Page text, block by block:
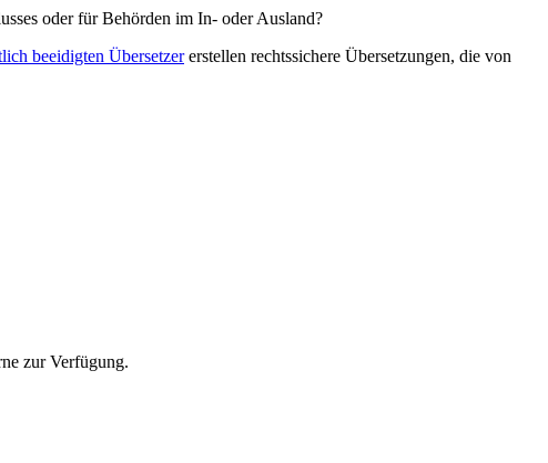
oder für Behörden im In- oder Ausland?
beeidigten Übersetzererstellen rechtssichere Übersetzungen, die von
zur Verfügung.